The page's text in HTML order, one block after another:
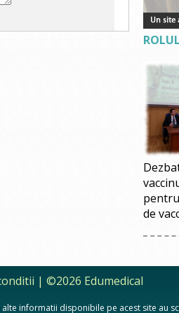
de
| ©2026 Edumedical
informatii disponibile pe acest site au